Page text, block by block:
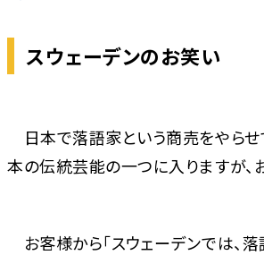
スウェーデンのお笑い
日本で落語家という商売をやらせ
本の伝統芸能の一つに入りますが、
お客様から「スウェーデンでは、